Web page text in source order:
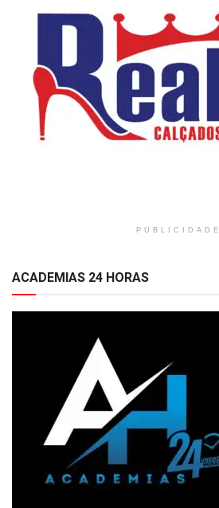
PUBLICIDADE
ACADEMIAS 24 HORAS